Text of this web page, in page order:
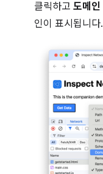
클릭하고 도메인
인이 표시됩니다.